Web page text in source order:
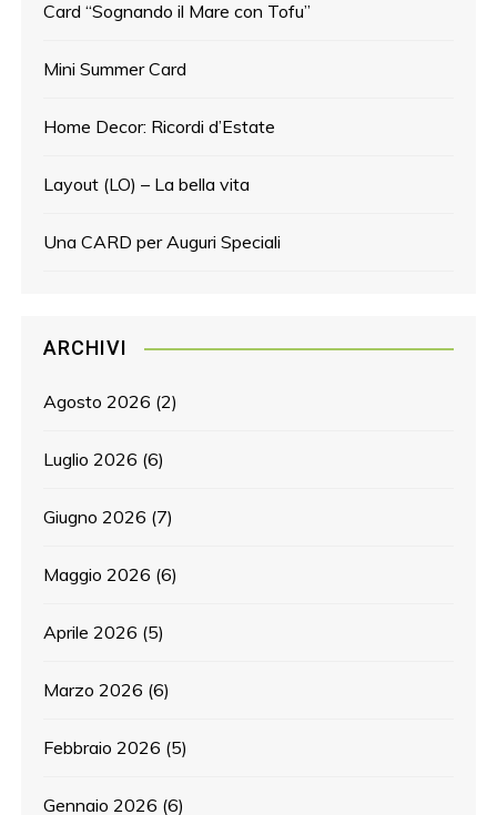
Card “Sognando il Mare con Tofu”
Mini Summer Card
Home Decor: Ricordi d’Estate
Layout (LO) – La bella vita
Una CARD per Auguri Speciali
ARCHIVI
Agosto 2026 (2)
Luglio 2026 (6)
Giugno 2026 (7)
Maggio 2026 (6)
Aprile 2026 (5)
Marzo 2026 (6)
Febbraio 2026 (5)
Gennaio 2026 (6)